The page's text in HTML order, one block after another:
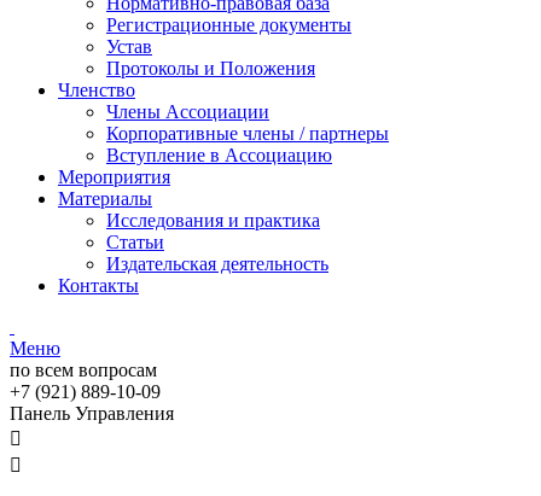
Регистрационные документы
Устав
Протоколы и Положения
Членство
Члены Ассоциации
Корпоративные члены / партнеры
Вступление в Ассоциацию
Мероприятия
Материалы
Исследования и практика
Статьи
Издательская деятельность
Контакты
Меню
по всем вопросам
+7 (921) 889-10-09
Панель Управления

